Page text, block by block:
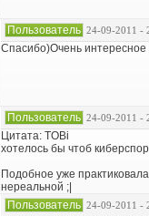
Пользователь 24-09-2011 -
Спасибо)Очень интересное
Пользователь 24-09-2011 -
Цитата: TOBi
хотелось бы чтоб
Подобное уже
нереальной ;|
Пользователь 24-09-2011 -